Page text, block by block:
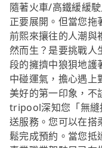
隨著火車/高鐵緩緩
正要展開。但當您拖
前熙來攘往的人潮與
然而生？是要挑戰人
段的擁擠中狼狽地護
中碰運氣，擔心遇上
美好的第一印象，不
tripool深知您「無縫
送服務。您可以在搭
鬆完成預約。當您抵